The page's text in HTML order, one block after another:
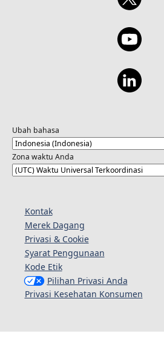
Ubah bahasa
Zona waktu Anda
Kontak
Merek Dagang
Privasi & Cookie
Syarat Penggunaan
Kode Etik
Pilihan Privasi Anda
Privasi Kesehatan Konsumen